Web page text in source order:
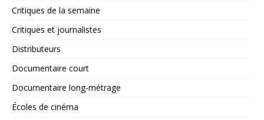
Critiques de la semaine
Critiques et journalistes
Distributeurs
Documentaire court
Documentaire long-métrage
Écoles de cinéma